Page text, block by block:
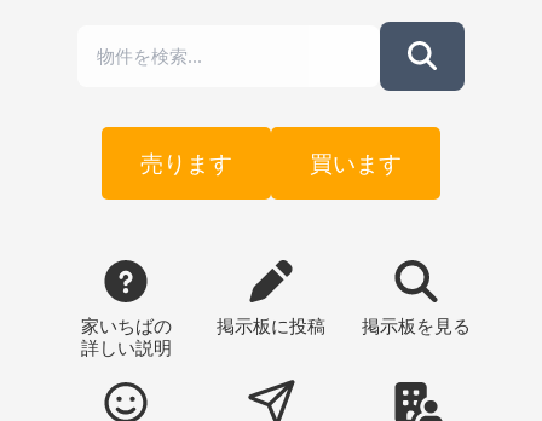
売ります 買います
家いちばの
詳しい説明
掲示板に投稿 掲示板 を見る